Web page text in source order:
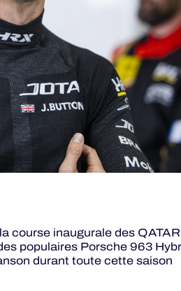
course inaugurale des QATAR
populaires Porsche 963
durant toute cette saison